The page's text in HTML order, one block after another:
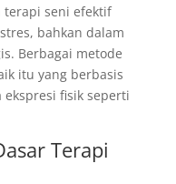
terapi seni efektif
bahkan dalam
Berbagai metode
itu yang berbasis
fisik seperti
Terapi